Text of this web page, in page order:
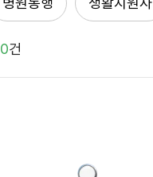
0건